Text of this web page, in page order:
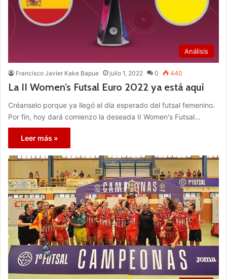
Análisis
Francisco Javier Kake Bapue julio 1, 2022 0 440
La II Women’s Futsal Euro 2022 ya está aquí
Créanselo porque ya llegó el día esperado del futsal femenino.
Por fin, hoy dará comienzo la deseada II Women's Futsal…
Leer más »